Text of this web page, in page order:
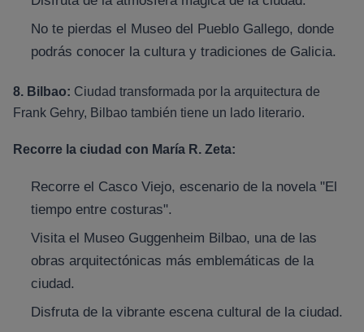
No te pierdas el Museo del Pueblo Gallego, donde
podrás conocer la cultura y tradiciones de Galicia.
8. Bilbao: Ciudad transformada por la arquitectura de
Frank Gehry, Bilbao también tiene un lado literario.
Recorre la ciudad con María R. Zeta:
Recorre el Casco Viejo, escenario de la novela "El
tiempo entre costuras".
Visita el Museo Guggenheim Bilbao, una de las
obras arquitectónicas más emblemáticas de la
ciudad.
Disfruta de la vibrante escena cultural de la ciudad.